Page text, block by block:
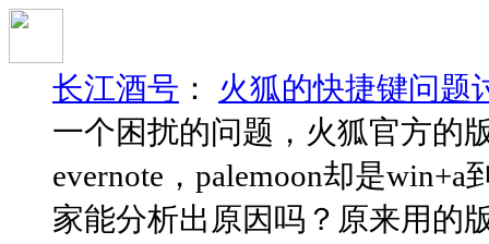
长江酒号 ： 火狐的快捷键问题
一个困扰的问题，火狐官方的
evernote，palemoon却是
家能分析出原因吗？原来用的